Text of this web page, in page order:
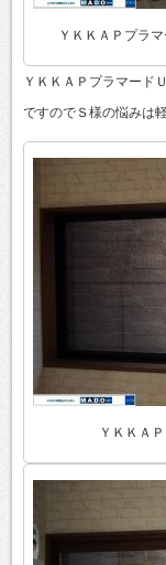
ＹＫＫＡＰプラ
ＹＫＫＡＰプラマード
ですのでＳ様の悩みは
ＹＫＫＡ